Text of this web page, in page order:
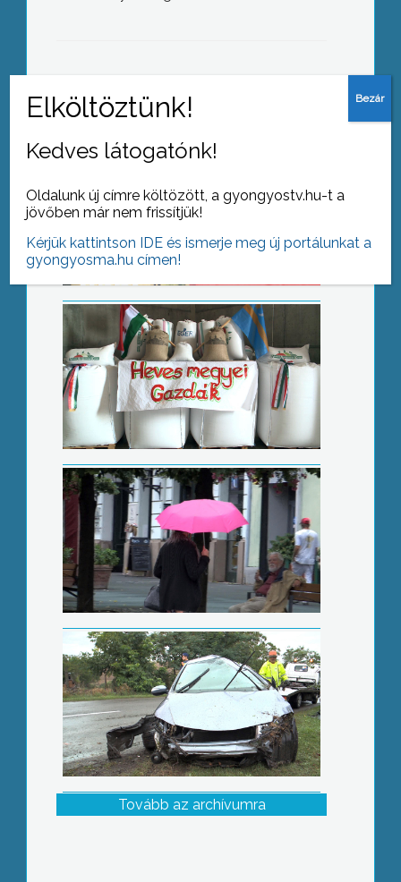
AZ AKTUÁLIS NAPI HÍREI
Magyarok kenyere
Sokakat megvisel az időváltozás
Fekete hétvége az utakon
Tovább az archívumra
Kedves látogatónk!
Oldalunk új címre költözött, a gyongyostv.hu-t a
jövőben már nem frissítjük!
Kérjük kattintson IDE és ismerje meg új portálunkat a
gyongyosma.hu címen!